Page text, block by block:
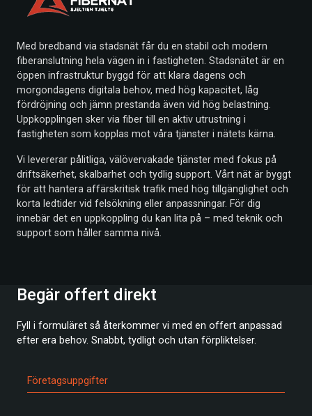
Med bredband via stadsnät får du en stabil och modern
fiberanslutning hela vägen in i fastigheten. Stadsnätet är en
öppen infrastruktur byggd för att klara dagens och
morgondagens digitala behov, med hög kapacitet, låg
fördröjning och jämn prestanda även vid hög belastning.
Uppkopplingen sker via fiber till en aktiv utrustning i
fastigheten som kopplas mot våra tjänster i nätets kärna.
Vi levererar pålitliga, välövervakade tjänster med fokus på
driftsäkerhet, skalbarhet och tydlig support. Vårt nät är byggt
för att hantera affärskritisk trafik med hög tillgänglighet och
korta ledtider vid felsökning eller anpassningar. För dig
innebär det en uppkoppling du kan lita på – med teknik och
support som håller samma nivå.
Begär offert direkt
Fyll i formuläret så återkommer vi med en offert anpassad
efter era behov. Snabbt, tydligt och utan förpliktelser.
Företagsuppgifter